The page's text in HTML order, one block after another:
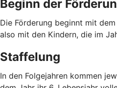
Beginn der
Die Förderung beginnt mit
also mit den Kindern, die im
Staffelung
In den Folgejahren kommen